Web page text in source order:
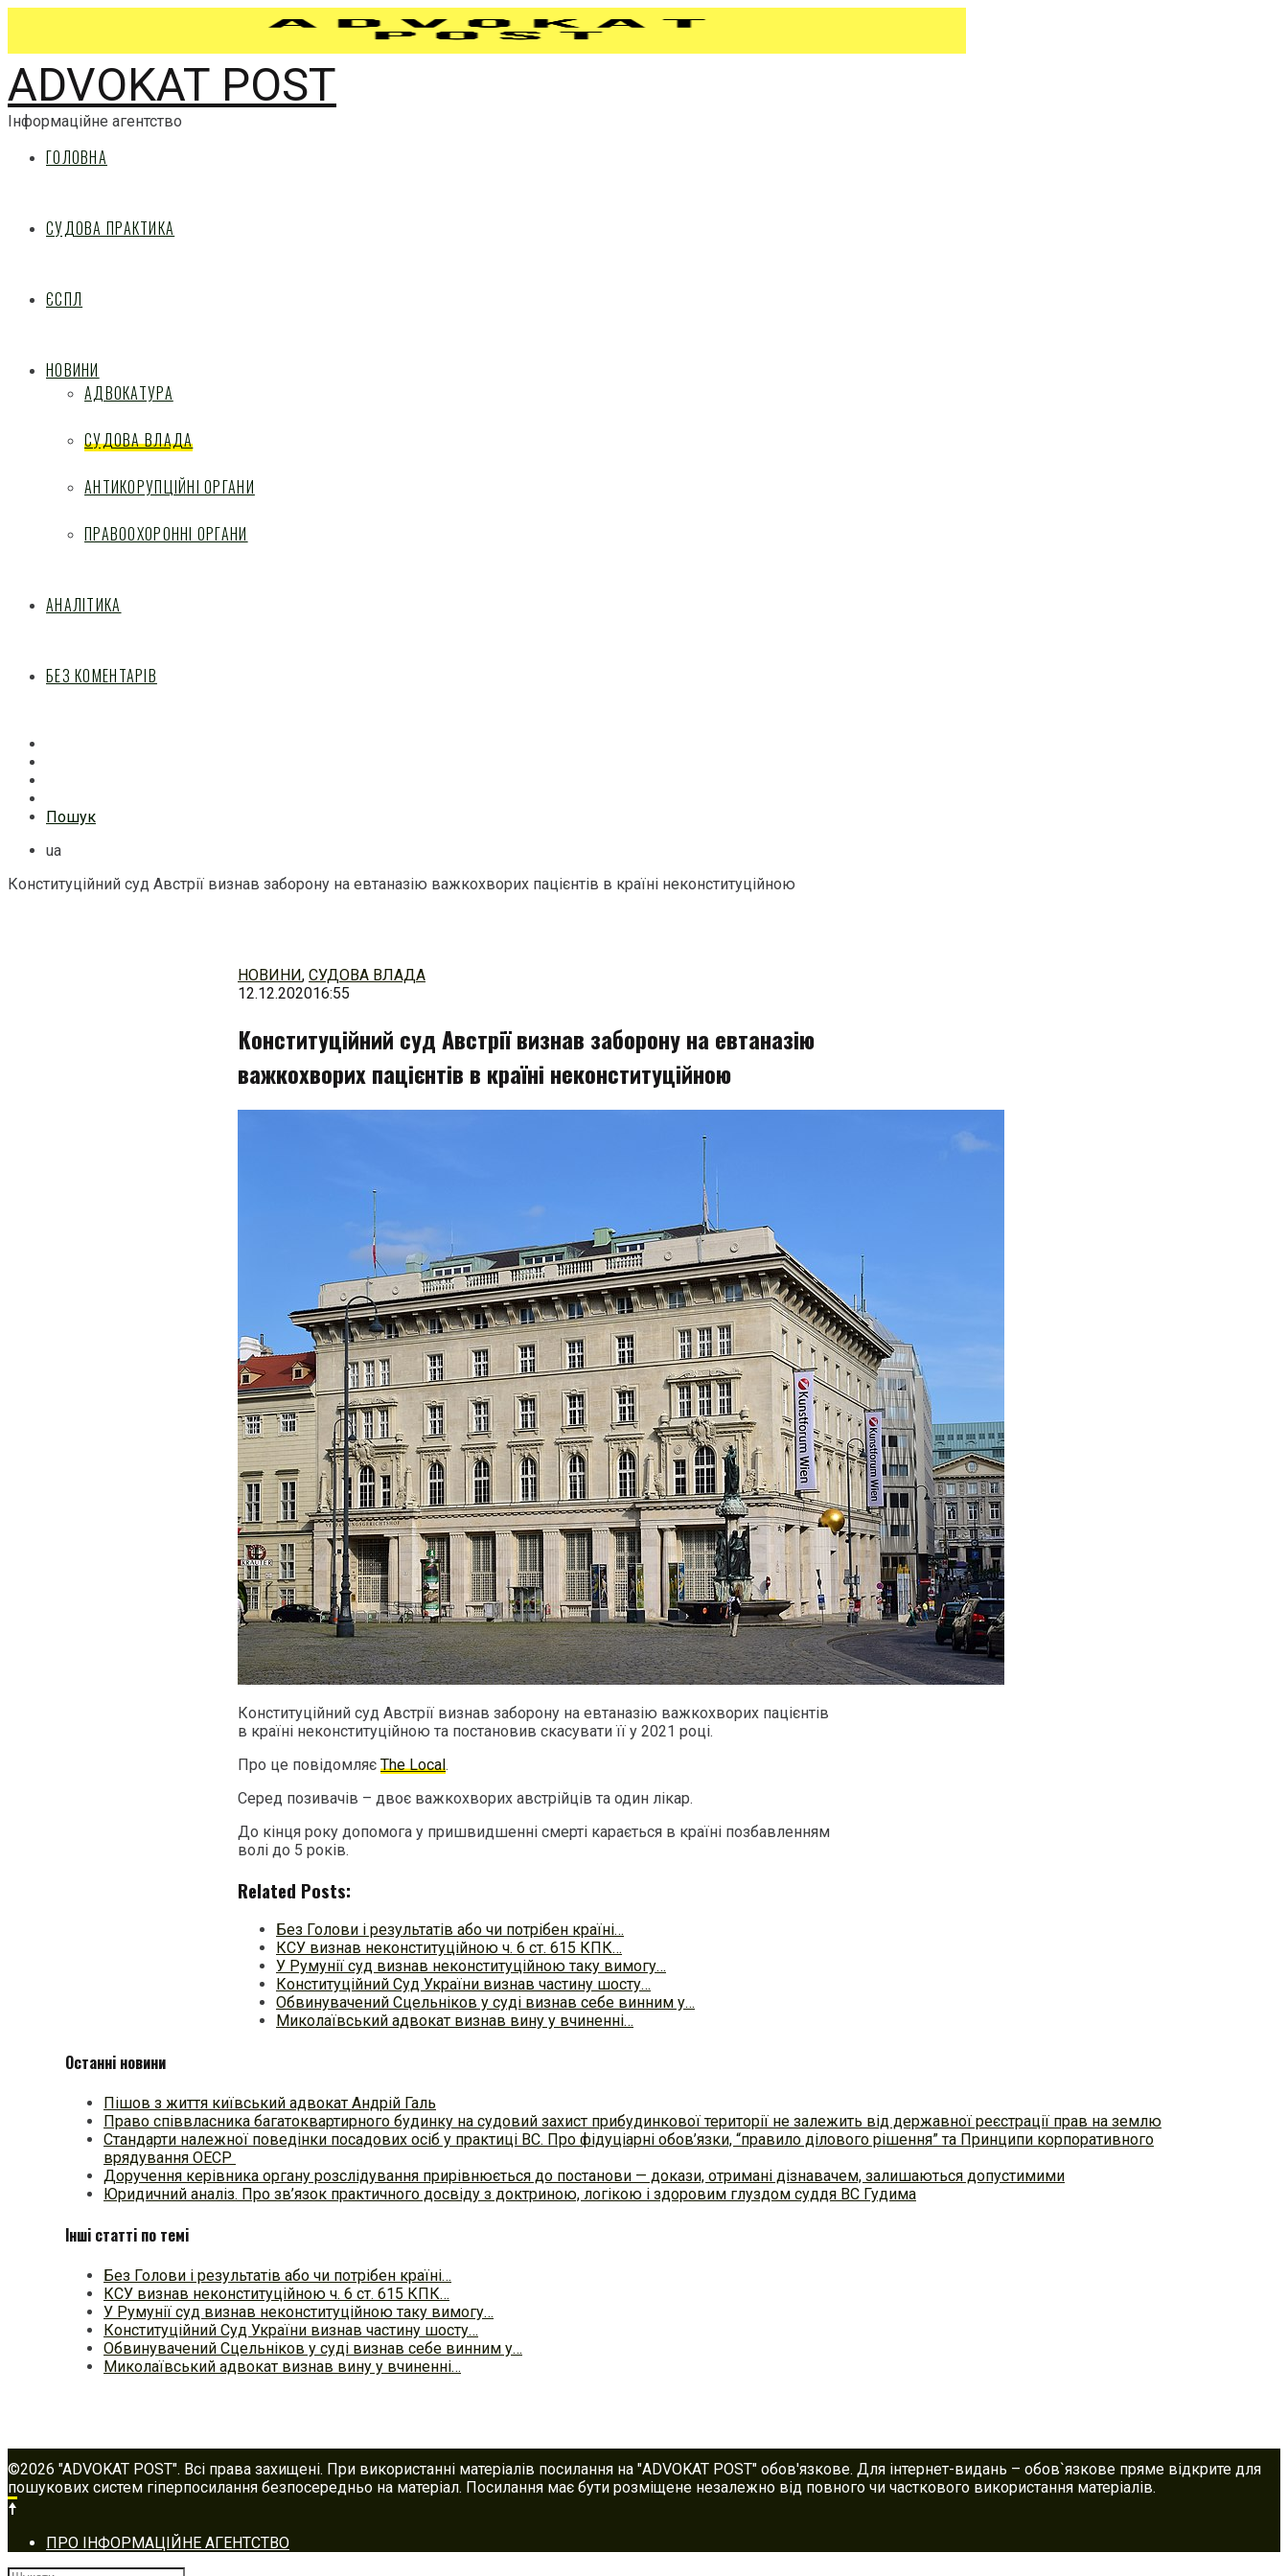
ADVOKAT POST
Інформаційне агентство
ГОЛОВНА
СУДОВА ПРАКТИКА
ЄСПЛ
НОВИНИ
АДВОКАТУРА
СУДОВА ВЛАДА
АНТИКОРУПЦІЙНІ ОРГАНИ
ПРАВООХОРОННІ ОРГАНИ
АНАЛІТИКА
БЕЗ КОМЕНТАРІВ
Пошук
ua
Конституційний суд Австрії визнав заборону на евтаназію важкохворих пацієнтів в країні неконституційною
НОВИНИ, СУДОВА ВЛАДА
12.12.202016:55
Конституційний суд Австрії визнав заборону на евтаназію
важкохворих пацієнтів в країні неконституційною
Конституційний суд Австрії визнав заборону на евтаназію важкохворих пацієнтів
в країні неконституційною та постановив скасувати її у 2021 році.
Про це повідомляє The Local.
Серед позивачів – двоє важкохворих австрійців та один лікар.
До кінця року допомога у пришвидшенні смерті карається в країні позбавленням
волі до 5 років.
Related Posts:
Без Голови і результатів або чи потрібен країні…
КСУ визнав неконституційною ч. 6 ст. 615 КПК…
У Румунії суд визнав неконституційною таку вимогу…
Конституційний Суд України визнав частину шосту…
Обвинувачений Сцельніков у суді визнав себе винним у…
Миколаївський адвокат визнав вину у вчиненні…
Останні новини
Пішов з життя київський адвокат Андрій Галь
Право співвласника багатоквартирного будинку на судовий захист прибудинкової території не залежить від державної реєстрації прав на землю
Стандарти належної поведінки посадових осіб у практиці ВC. Про фідуціарні обов’язки, “правило ділового рішення” та Принципи корпоративного
врядування ОЕСР
Доручення керівника органу розслідування прирівнюється до постанови — докази, отримані дізнавачем, залишаються допустимими
Юридичний аналіз. Про зв’язок практичного досвіду з доктриною, логікою і здоровим глуздом суддя ВС Гудима
Інші статті по темі
Без Голови і результатів або чи потрібен країні…
КСУ визнав неконституційною ч. 6 ст. 615 КПК…
У Румунії суд визнав неконституційною таку вимогу…
Конституційний Суд України визнав частину шосту…
Обвинувачений Сцельніков у суді визнав себе винним у…
Миколаївський адвокат визнав вину у вчиненні…
©2026 "ADVOKAT POST". Всі права захищені. При використанні матеріалів посилання на "ADVOKAT POST" обов'язкове. Для інтернет-видань – обов`язкове пряме відкрите для
пошукових систем гіперпосилання безпосередньо на матеріал. Посилання має бути розміщене незалежно від повного чи часткового використання матеріалів.
Footer
navigation
ПРО ІНФОРМАЦІЙНЕ АГЕНТСТВО